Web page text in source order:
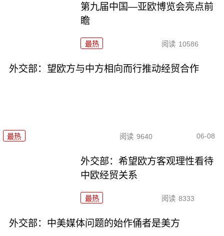
第九届中国—亚欧博览会亮点前
瞻
最热 阅读 10586
外交部：望欧方与中方相向而行推动经贸合作
最热 阅读 9640 06-08
外交部：希望欧方客观理性看待
中欧经贸关系
最热 阅读 8333
外交部：中美媒体问题的始作俑者是美方